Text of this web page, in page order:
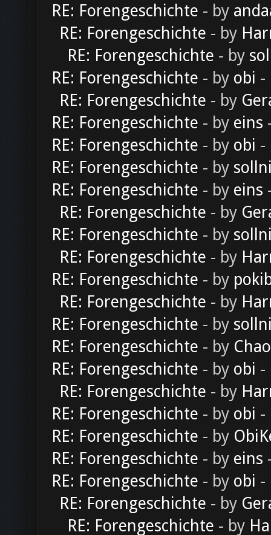
RE: Forengeschichte - by
RE: Forengeschichte - by
RE: Forengeschichte - by
RE: Forengeschichte - by obi -
RE: Forengeschichte - by
RE: Forengeschichte - by eins
RE: Forengeschichte - by obi -
RE: Forengeschichte - by
RE: Forengeschichte - by eins
RE: Forengeschichte - by
RE: Forengeschichte - by
RE: Forengeschichte - by
RE: Forengeschichte - by
RE: Forengeschichte - by
RE: Forengeschichte - by
RE: Forengeschichte - by
RE: Forengeschichte - by obi -
RE: Forengeschichte - by
RE: Forengeschichte - by obi -
RE: Forengeschichte - by
RE: Forengeschichte - by eins
RE: Forengeschichte - by obi -
RE: Forengeschichte - by
RE: Forengeschichte - by